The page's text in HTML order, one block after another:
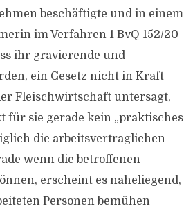
beschäftigte und in einem
im Verfahren 1 BvQ 152/20
ihr gravierende und
ein Gesetz nicht in Kraft
Fleischwirtschaft untersagt,
für sie gerade kein „praktisches
die arbeitsvertraglichen
wenn die betroffenen
erscheint es naheliegend,
Personen bemühen